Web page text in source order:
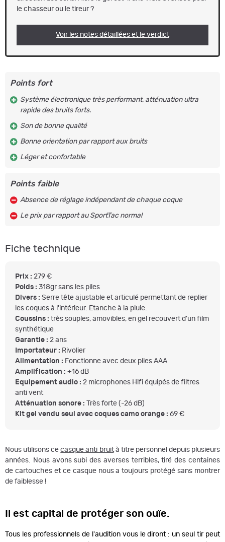
le chasseur ou le tireur ?
Voir les notes détaillées et le verdict
Points fort
Système électronique très performant, atténuation ultra
rapide des bruits forts.
Son de bonne qualité
Bonne orientation par rapport aux bruits
Léger et confortable
Points faible
Absence de réglage indépendant de chaque coque
Le prix par rapport au SportTac normal
Fiche technique
Prix : 279 €
Poids : 318gr sans les piles
Divers : Serre tête ajustable et articulé permettant de replier
les coques à l'intérieur. Etanche à la pluie.
Coussins : très souples, amovibles, en gel recouvert d'un film
synthétique
Garantie : 2 ans
Importateur : Rivolier
Alimentation : Fonctionne avec deux piles AAA
Amplification : +16 dB
Equipement audio : 2 microphones Hifi équipés de filtres
anti vent
Atténuation sonore :
Très forte (-26 dB)
Kit gel vendu seul avec coques camo orange : 69 €
Nous utilisons cecasque anti bruità titre personnel depuis plusieurs
années. Nous avons subi des averses terribles, tiré des centaines
de cartouches et ce casque nous a toujours protégé sans montrer
de faiblesse !
Il est capital de protéger son ouïe.
Tous les professionnels de l'audition vous le diront : un seul tir peut